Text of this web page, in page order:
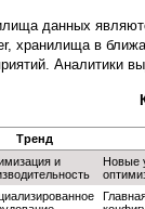
данных
хранилища в
Аналитики
Тренд
и
Новые